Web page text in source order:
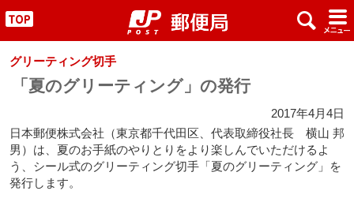
" x #
グリーティング切手
「夏のグリーティング」の発行
2017年4月4日
日本郵便株式会社（東京都千代田区、代表取締役社長 横山 邦
男）は、夏のお手紙のやりとりをより楽しんでいただけるよ
う、シール式のグリーティング切手「夏のグリーティング」を
発行します。